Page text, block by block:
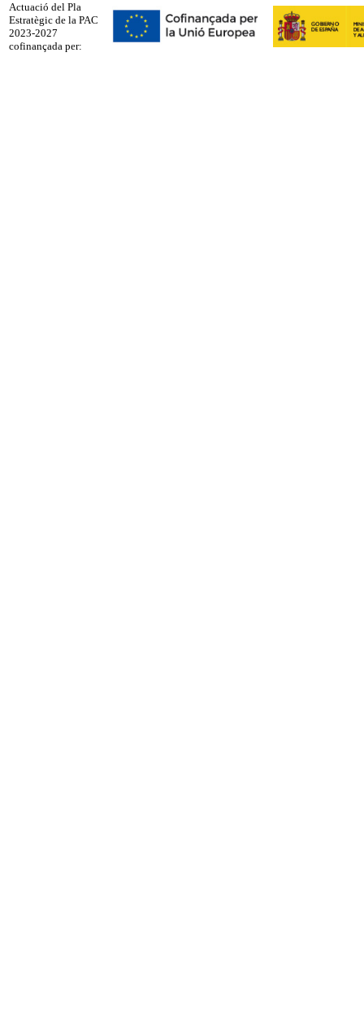
Actuació del Pla
Estratègic de la PAC
2023-2027
cofinançada per: